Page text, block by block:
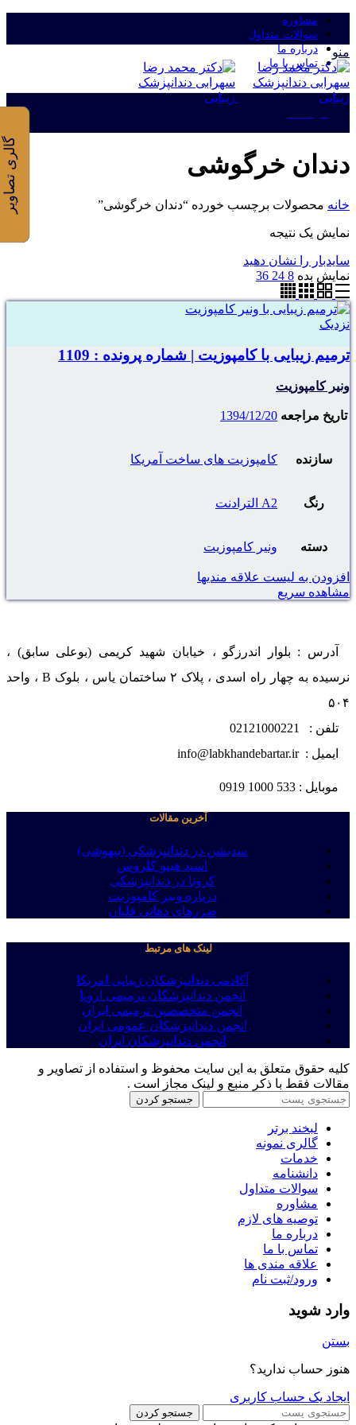
مشاوره
سوالات متداول
درباره ما
تماس با ما
منو
دندان خرگوشی
خانه محصولات برچسب خورده “دندان خرگوشی”
نمایش یک نتیجه
سایدبار را نشان دهید
نمایش بده 8
24
36
نزدیک
ترمیم زیبایی با کامپوزیت | شماره پرونده : 1109
ونیر کامپوزیت
تاریخ مراجعه 1394/12/20
سازنده کامپوزیت های ساخت آمریکا
رنگ A2 الترادنت
دسته ونیر کامپوزیت
افزودن به لیست علاقه مندیها
مشاهده سریع
آدرس : بلوار اندرزگو ، خیابان شهید کریمی (بوعلی سابق) ،
نرسیده به چهار راه اسدی ، پلاک ۲ ساختمان یاس ، بلوک B ، واحد
۵۰۴
تلفن : 02121000221
ایمیل : info@labkhandebartar.ir
موبایل : 533 1000 0919
آخرین مقالات
سدیشن در دندانپزشکی (بیهوشی)
اسید هیپو کلروس
کرونا در دندانپزشکی
درباره ونیر کامپوزیت
ضررهای دهانی قلیان
لینک های مرتبط
آکادمی دندانپزشکان زیبایی امریکا
انجمن دندانپزشکان ترمیمی اروپا
انجمن متخصصین ترمیمی ایران
انجمن دندانپزشکان عمومی ایران
انجمن دندانپزشکان ایران
کلیه حقوق متعلق به این سایت محفوظ و استفاده از تصاویر و
مقالات فقط با ذکر منبع و لینک مجاز است .
جستجو کردن
لبخند برتر
گالری نمونه
خدمات
دانشنامه
سوالات متداول
مشاوره
توصیه های لازم
درباره ما
تماس با ما
علاقه مندی ها
ورود/ثبت نام
وارد شوید
بستن
هنوز حساب ندارید؟
ایجاد یک حساب کاربری
جستجو کردن
گالری تصاویر